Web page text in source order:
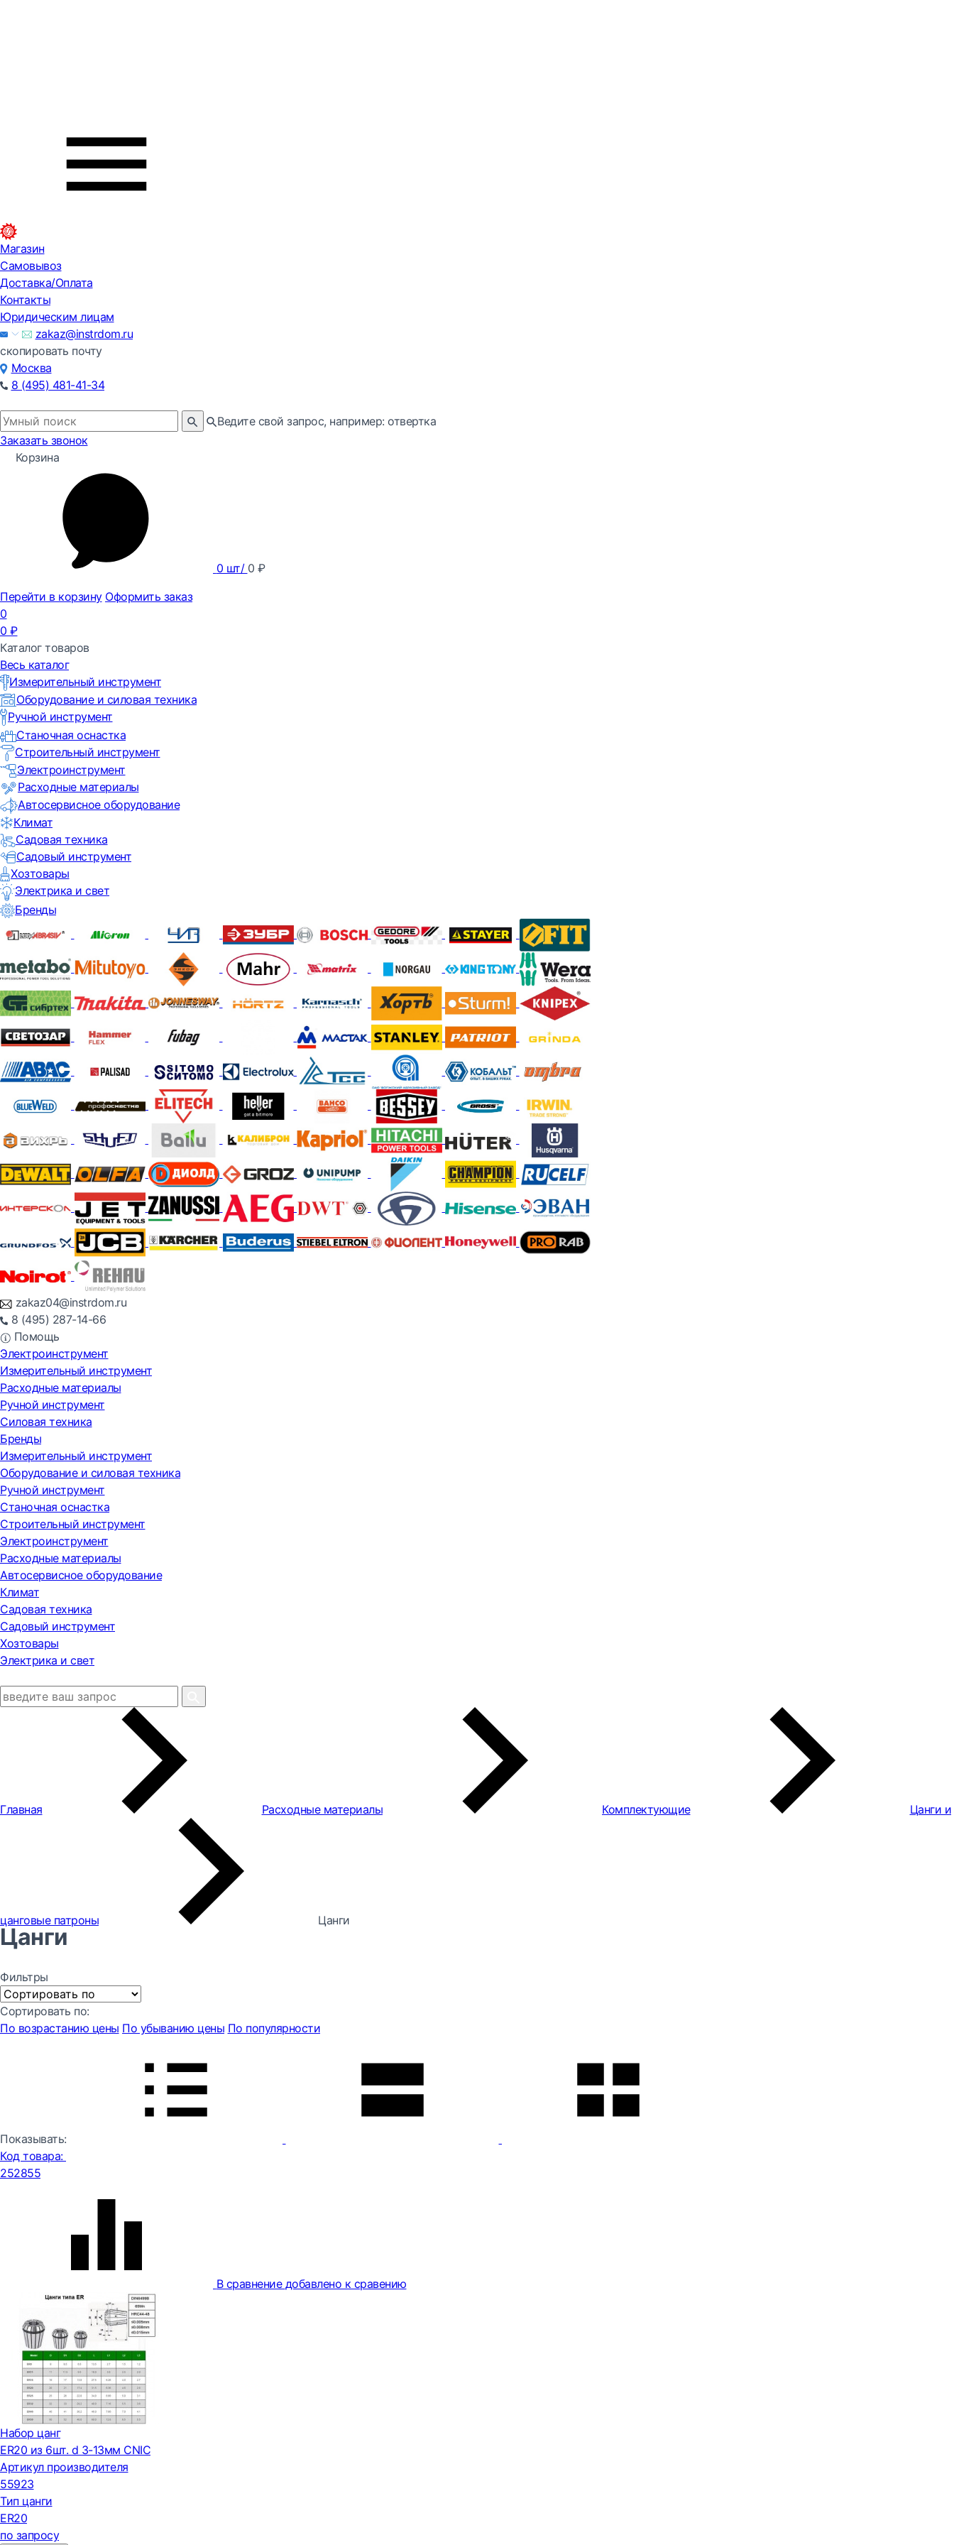
Магазин
Самовывоз
Доставка/Оплата
Контакты
Юридическим лицам
zakaz@instrdom.ru
скопировать почту
Москва
8 (495) 481-41-34
Ведите свой запрос, например: отвертка
Заказать звонок
Корзина
0 шт/ 0 ₽
Перейти в корзину Оформить заказ
0
0 ₽
Каталог товаров
Весь каталог
Измерительный инструмент
Оборудование и силовая техника
Ручной инструмент
Станочная оснастка
Строительный инструмент
Электроинструмент
Расходные материалы
Автосервисное оборудование
Климат
Садовая техника
Садовый инструмент
Хозтовары
Электрика и свет
Бренды
zakaz04@instrdom.ru
8 (495) 287-14-66
Помощь
Электроинструмент
Измерительный инструмент
Расходные материалы
Ручной инструмент
Силовая техника
Бренды
Измерительный инструмент
Оборудование и силовая техника
Ручной инструмент
Станочная оснастка
Строительный инструмент
Электроинструмент
Расходные материалы
Автосервисное оборудование
Климат
Садовая техника
Садовый инструмент
Хозтовары
Электрика и свет
Главная Расходные материалы Комплектующие Цанги и
цанговые патроны Цанги
Цанги
Фильтры
Сортировать по:
По возрастанию цены По убыванию цены По популярности
Показывать:
Код товара:
252855
В сравнение добавлено к сравению
Набор цанг
ER20 из 6шт. d 3-13мм CNIC
Артикул производителя
55923
Тип цанги
ER20
по запросу